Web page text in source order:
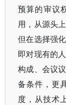
预算的审议
用，从源头
但在选择强
即对现有的
构成、会议
备条件，更
度，从技术